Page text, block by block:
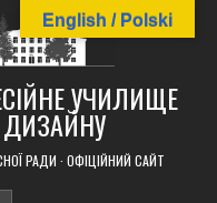
УЧИЛИЩЕ
ДИЗАЙНУ
РАДИ · ОФІЦІЙНИЙ САЙТ
English / Polski